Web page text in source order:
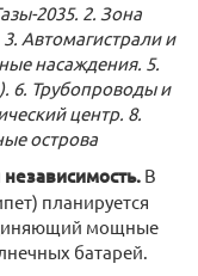
2035. 2. Зона
Автомагистрали и
насаждения. 5.
6. Трубопроводы и
центр. 8.
острова
В
планируется
мощные
батарей.